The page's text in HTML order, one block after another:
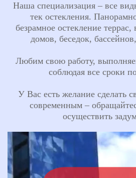
Наша специализация – все
тек остекления.
безрамное остекление
домов, беседок,
Любим свою работу,
соблюдая все сроки
У Вас есть желание сделать
современным –
осуществить